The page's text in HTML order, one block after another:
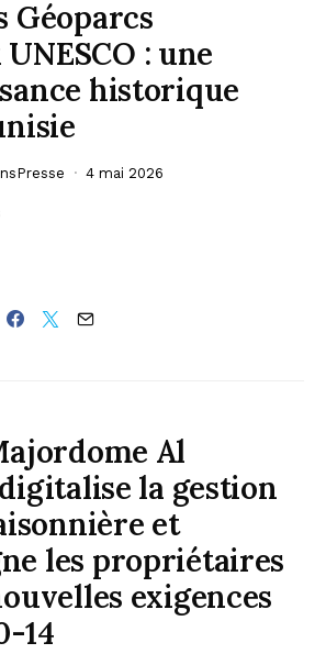
Géoparcs
: une
historique
4 mai 2026
Al
la gestion
et
les propriétaires
exigences
14